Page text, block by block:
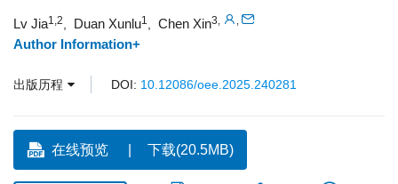
Lv Jia1,2 Duan Xunlu1 Chen Xin3
Author Information+
出版历程 DOI: 10.12086/oee.2025.240281
在线预览 下载(20.5MB)